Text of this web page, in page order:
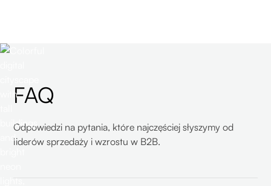
FAQ
Odpowiedzi na pytania, które najczęściej słyszymy od
liderów sprzedaży i wzrostu w B2B.